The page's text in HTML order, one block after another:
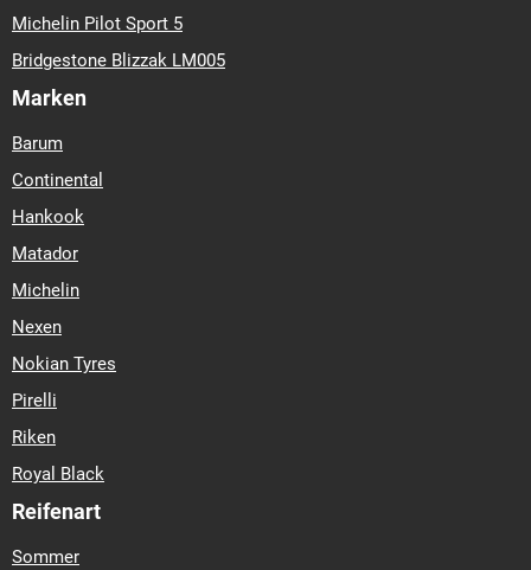
Michelin Pilot Sport 5
Bridgestone Blizzak LM005
Marken
Barum
Continental
Hankook
Matador
Michelin
Nexen
Nokian Tyres
Pirelli
Riken
Royal Black
Reifenart
Sommer